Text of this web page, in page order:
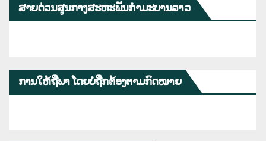
ສາຍດ່ວນສູນກາງສະຫະພັນກຳມະບານລາວ
ການໃຫ້ຖືພາ ໂດຍບໍ່ຖືກຕ້ອງຕາມກົດໝາຍ